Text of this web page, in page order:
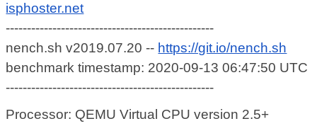
isphoster.net
-------------------------------------------------
nench.sh v2019.07.20 -- https://git.io/nench.sh
benchmark timestamp: 2020-09-13 06:47:50 UTC
-------------------------------------------------
Processor: QEMU Virtual CPU version 2.5+